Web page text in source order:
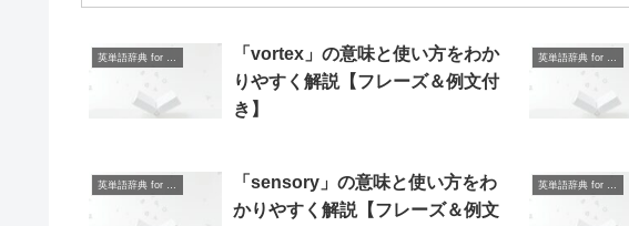
「vortex」の意味と使い方をわか
りやすく解説【フレーズ＆例文付
き】
英単語辞典 for Beginners
「sensory」の意味と使い方をわ
かりやすく解説【フレーズ＆例文
英単語辞典 for Beginners